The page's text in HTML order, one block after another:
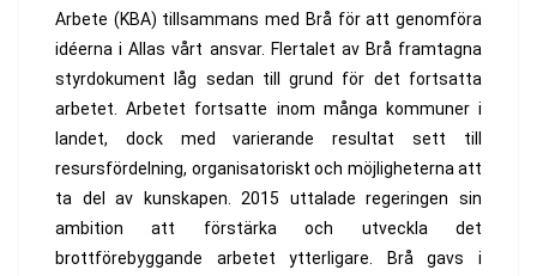
Arbete (KBA) tillsammans med Brå för att genomföra
idéerna i Allas vårt ansvar. Flertalet av Brå framtagna
styrdokument låg sedan till grund för det fortsatta
arbetet. Arbetet fortsatte inom många kommuner i
landet, dock med varierande resultat sett till
resursfördelning, organisatoriskt och möjligheterna att
ta del av kunskapen. 2015 uttalade regeringen sin
ambition att förstärka och utveckla det
brottförebyggande arbetet ytterligare. Brå gavs i